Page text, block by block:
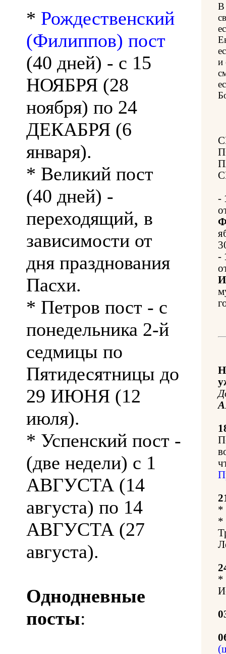
* Рождественский
(Филиппов) пост
(40 дней) - с 15
НОЯБРЯ (28
ноября) по 24
ДЕКАБРЯ (6
января).
* Великий пост
(40 дней) -
переходящий, в
зависимости от
дня празднования
Пасхи.
* Петров пост - с
понедельника 2-й
седмицы по
Пятидесятницы до
29 ИЮНЯ (12
июля).
* Успенский пост -
(две недели) с 1
АВГУСТА (14
августа) по 14
АВГУСТА (27
августа).
Однодневные
посты:
В
и
-
-
*
*
*